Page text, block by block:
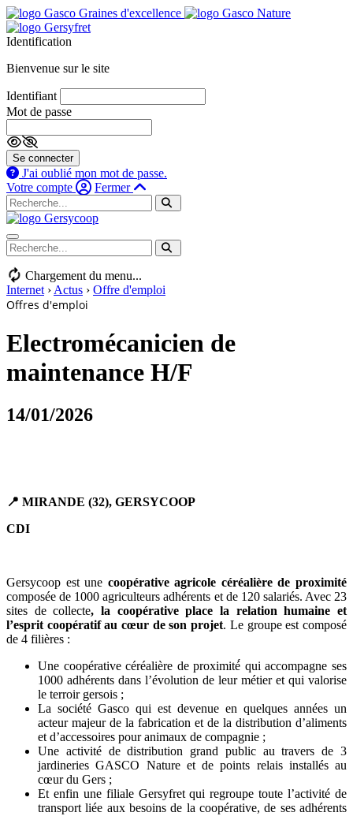
Identification
Bienvenue sur le site
Identifiant
Mot de passe
Se connecter
J'ai oublié mon mot de passe.
Votre compte
Fermer
Navigation mobile
Chargement du menu...
Internet › Actus › Offre d'emploi
Offres d'emploi
Electromécanicien de
maintenance H/F
14/01/2026
📍 MIRANDE (32), GERSYCOOP
CDI
Gersycoop est une coopérative agricole céréalière de proximité
composée de 1000 agriculteurs adhérents et de 120 salariés. Avec 23
sites de collecte, la coopérative place la relation humaine et
l’esprit coopératif au cœur de son projet. Le groupe est composé
de 4 filières :
Une coopérative céréalière de proximité́ qui accompagne ses
1000 adhérents dans l’évolution de leur métier et qui valorise
le terroir gersois ;
La société Gasco qui est devenue en quelques années un
acteur majeur de la fabrication et de la distribution d’aliments
et d’accessoires pour animaux de compagnie ;
Une activité de distribution grand public au travers de 3
jardineries GASCO Nature et de points relais installés au
cœur du Gers ;
Et enfin une filiale Gersyfret qui regroupe toute l’activité de
transport liée aux besoins de la coopérative, de ses adhérents